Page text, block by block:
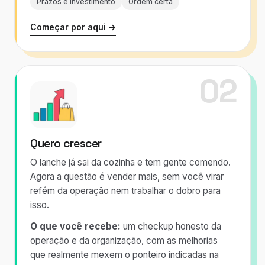
Prazos e investimento Ordem certa
Começar por aqui →
02
Quero crescer
O lanche já sai da cozinha e tem gente comendo.
Agora a questão é vender mais, sem você virar
refém da operação nem trabalhar o dobro para
isso.
O que você recebe: um checkup honesto da
operação e da organização, com as melhorias
que realmente mexem o ponteiro indicadas na